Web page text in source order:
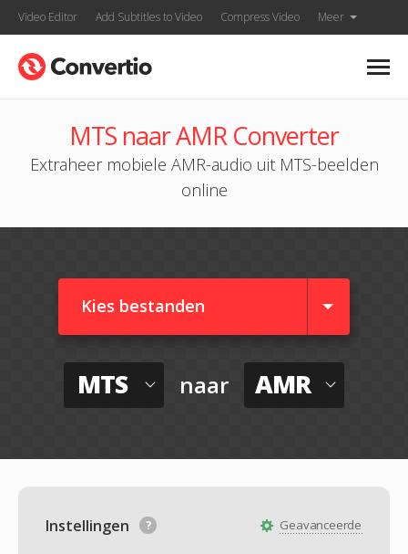
Video Editor Add Subtitles to Video Compress Video Meer
MTS naar AMR Converter
Extraheer mobiele AMR-audio uit MTS-beelden
online
Kies bestanden
MTS naar AMR
Geavanceerde
Instellingen